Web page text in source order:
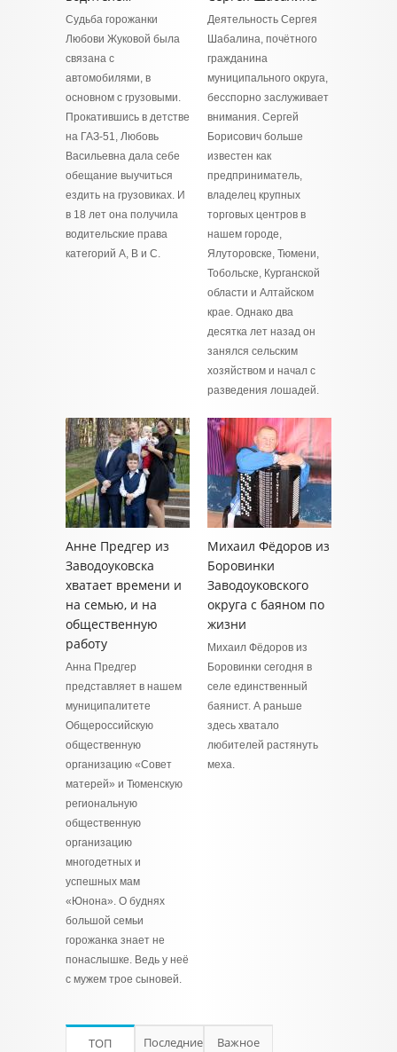
Судьба горожанки
Любови Жуковой была
связана с
автомобилями, в
основном с грузовыми.
Прокатившись в детстве
на ГАЗ-51, Любовь
Васильевна дала себе
обещание выучиться
ездить на грузовиках. И
в 18 лет она получила
водительские права
категорий А, В и С.
Деятельность Сергея
Шабалина, почётного
гражданина
муниципального округа,
бесспорно заслуживает
внимания. Сергей
Борисович больше
известен как
предприниматель,
владелец крупных
торговых центров в
нашем городе,
Ялуторовске, Тюмени,
Тобольске, Курганской
области и Алтайском
крае. Однако два
десятка лет назад он
занялся сельским
хозяйством и начал с
разведения лошадей.
Анне Предгер из
Заводоуковска
хватает времени и
на семью, и на
общественную
работу
Анна Предгер
представляет в нашем
муниципалитете
Общероссийскую
общественную
организацию «Совет
матерей» и Тюменскую
региональную
общественную
организацию
многодетных и
успешных мам
«Юнона». О буднях
большой семьи
горожанка знает не
понаслышке. Ведь у неё
с мужем трое сыновей.
Михаил Фёдоров из
Боровинки
Заводоуковского
округа с баяном по
жизни
Михаил Фёдоров из
Боровинки сегодня в
селе единственный
баянист. А раньше
здесь хватало
любителей растянуть
меха.
ТОП Последние Важное